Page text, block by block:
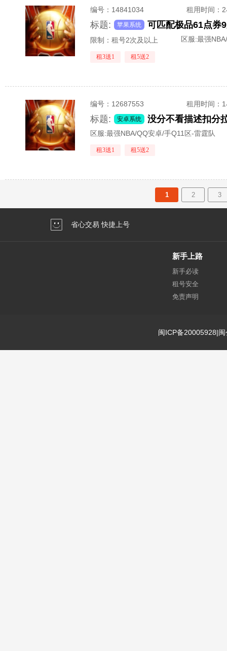
编号： 14841034 租用时间 ：
标题: 苹果系统
限制：租号2次及以上 区服:最强
租3送1 租5送2
编号： 12687553 租用时间 ：
标题: 安卓系统
区服:最强NBA/QQ安卓/手Q11区-雷霆队
租3送1 租5送2
1 2 3
省心交易 快捷上号
新手上路
新手必读
租号安全
免责声明
闽ICP备20005928|